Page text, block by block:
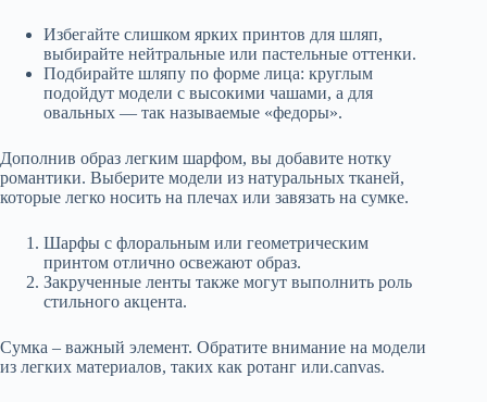
Избегайте слишком ярких принтов для шляп,
выбирайте нейтральные или пастельные оттенки.
Подбирайте шляпу по форме лица: круглым
подойдут модели с высокими чашами, а для
овальных — так называемые «федоры».
Дополнив образ легким шарфом, вы добавите нотку
романтики. Выберите модели из натуральных тканей,
которые легко носить на плечах или завязать на сумке.
Шарфы с флоральным или геометрическим
принтом отлично освежают образ.
Закрученные ленты также могут выполнить роль
стильного акцента.
Сумка – важный элемент. Обратите внимание на модели
из легких материалов, таких как ротанг или.canvas.